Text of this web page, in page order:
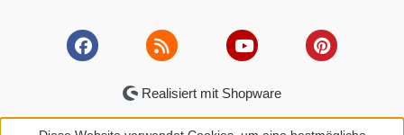
Realisiert mit Shopware